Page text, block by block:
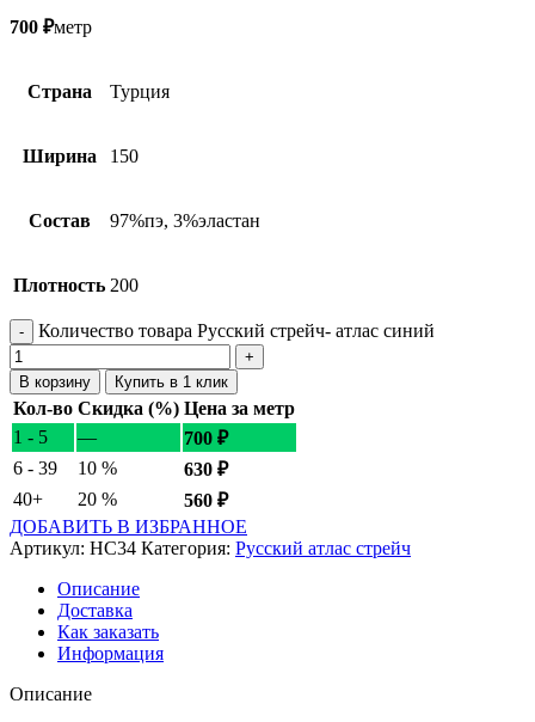
700 ₽метр
Страна Турция
Ширина 150
Состав 97%пэ, 3%эластан
Плотность 200
Количество товара Русский стрейч- атлас синий
В корзину Купить в 1 клик
Кол-во Скидка (%) Цена за метр
1 - 5
— 700 ₽
6 - 39
10 % 630 ₽
40+
20 % 560 ₽
ДОБАВИТЬ В ИЗБРАННОЕ
Артикул: НС34 Категория: Русский атлас стрейч
Описание
Доставка
Как заказать
Информация
Описание